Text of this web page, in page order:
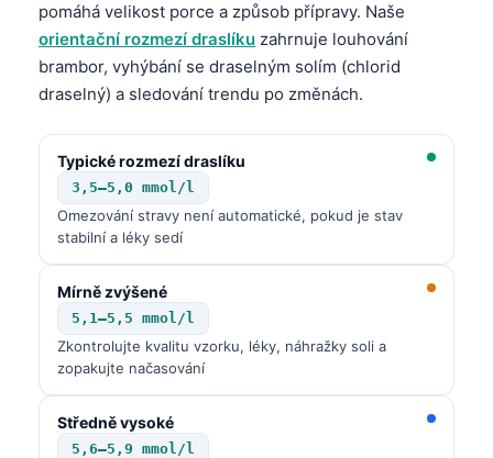
pomáhá velikost porce a způsob přípravy. Naše
orientační rozmezí draslíku zahrnuje louhování
brambor, vyhýbání se draselným solím (chlorid
draselný) a sledování trendu po změnách.
Typické rozmezí draslíku
3,5–5,0 mmol/l
Omezování stravy není automatické, pokud je stav
stabilní a léky sedí
Mírně zvýšené
5,1–5,5 mmol/l
Zkontrolujte kvalitu vzorku, léky, náhražky soli a
zopakujte načasování
Středně vysoké
5,6–5,9 mmol/l
Bosanski
Azərbaycan dili
Eesti
日本語
ქართული
Lietuvių kalba
Polski
Slovenščina
Magyar
Shqip